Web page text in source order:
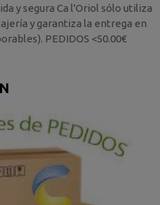
y segura Ca l'Oriol sólo utiliza
y garantiza la entrega en
PEDIDOS <50.00€